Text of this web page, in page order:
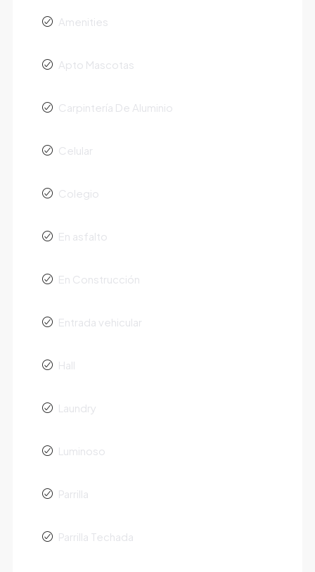
Amenities
Apto Mascotas
Carpintería De Aluminio
Celular
Colegio
En asfalto
En Construcción
Entrada vehicular
Hall
Laundry
Luminoso
Parrilla
Parrilla Techada